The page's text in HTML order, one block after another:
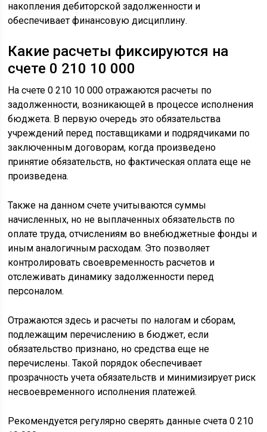
накопления дебиторской задолженности и
обеспечивает финансовую дисциплину.
Какие расчеты фиксируются на
счете 0 210 10 000
На счете 0 210 10 000 отражаются расчеты по
задолженности, возникающей в процессе исполнения
бюджета. В первую очередь это обязательства
учреждений перед поставщиками и подрядчиками по
заключенным договорам, когда произведено
принятие обязательств, но фактическая оплата еще не
произведена.
Также на данном счете учитываются суммы
начисленных, но не выплаченных обязательств по
оплате труда, отчислениям во внебюджетные фонды и
иным аналогичным расходам. Это позволяет
контролировать своевременность расчетов и
отслеживать динамику задолженности перед
персоналом.
Отражаются здесь и расчеты по налогам и сборам,
подлежащим перечислению в бюджет, если
обязательство признано, но средства еще не
перечислены. Такой порядок обеспечивает
прозрачность учета обязательств и минимизирует риск
несвоевременного исполнения платежей.
Рекомендуется регулярно сверять данные счета 0 210